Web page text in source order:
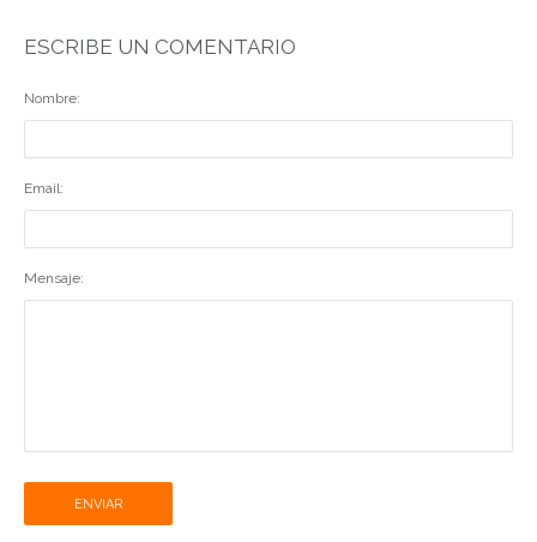
ESCRIBE UN COMENTARIO
Nombre:
Email:
Mensaje:
ENVIAR